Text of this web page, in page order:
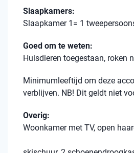
Slaapkamers:
Slaapkamer 1= 1
Goed om te weten:
Huisdieren toegestaan, roken
Minimumleeftijd om deze
verblijven. NB! Dit geldt niet
Overig:
Woonkamer met TV, open